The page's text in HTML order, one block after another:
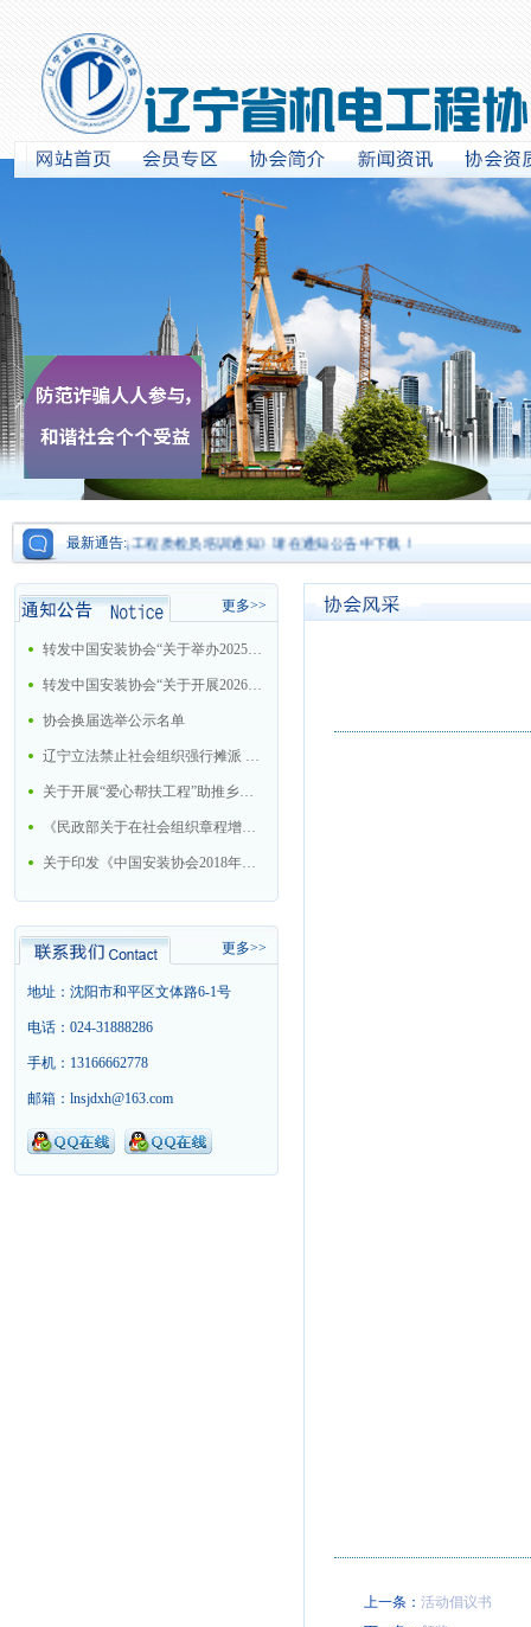
最新通告:
《机电工程质检员培训通知》请在通知公告中下载！
更多>>
转发中国安装协会“关于举办2025年大型机电安装企业总工程师培训班的通知”
转发中国安装协会“关于开展2026年中国安装协会科学技术进步奖评选活动的通知”
协会换届选举公示名单
辽宁立法禁止社会组织强行摊派 今后十情形属违法
关于开展“爱心帮扶工程”助推乡村振兴战略的工作方案
《民政部关于在社会组织章程增加党的建设和社会主义核心价值观有关内容通知》的解读
关于印发《中国安装协会2018年工作要点》的通知
更多>>
地址：沈阳市和平区文体路6-1号
电话：024-31888286
手机：13166662778
邮箱：lnsjdxh@163.com
上一条： 活动倡议书